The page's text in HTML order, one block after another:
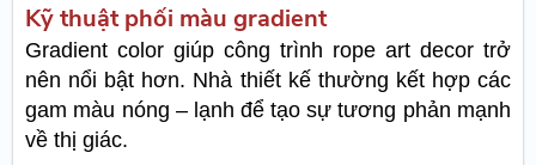
Kỹ thuật phối màu gradient
Gradient color giúp công trình rope art decor trở
nên nổi bật hơn. Nhà thiết kế thường kết hợp các
gam màu nóng – lạnh để tạo sự tương phản mạnh
về thị giác.